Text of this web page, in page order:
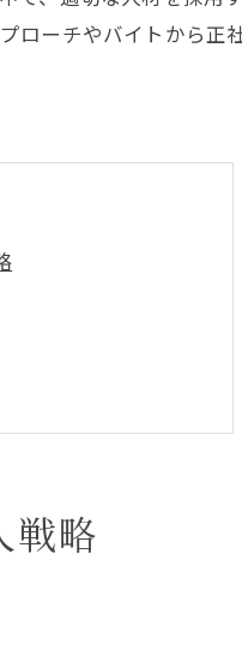
ローチやバイトから正
戦略